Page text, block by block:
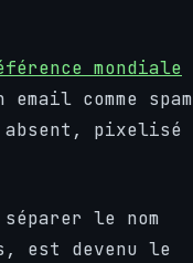
mondiale
comme spam
absent, pixelisé
le nom
est devenu le